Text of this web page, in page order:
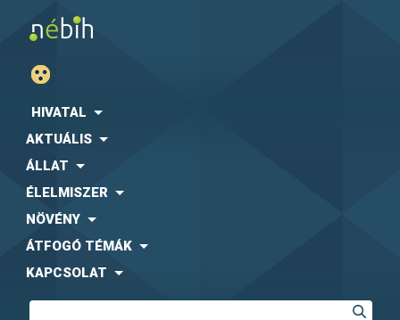
HIVATAL
AKTUÁLIS
ÁLLAT
ÉLELMISZER
NÖVÉNY
ÁTFOGÓ TÉMÁK
KAPCSOLAT